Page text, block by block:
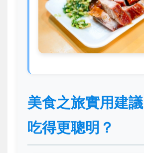
美食之旅實用建
吃得更聰明？